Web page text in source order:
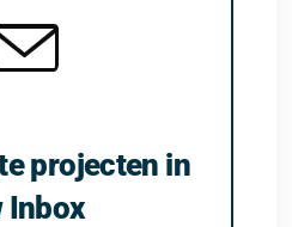
projecten in
Inbox